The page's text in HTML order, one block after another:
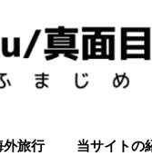
外旅行 当サイトの